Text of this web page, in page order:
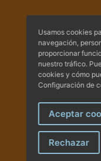
Centros veterinarios
Colegiados
Consejos para tus
E-mail:
Usamos cookies
navegación,
proporcionar
nuestro tráfico.
cookies y cómo
Configuración de
Aceptar
Rechazar